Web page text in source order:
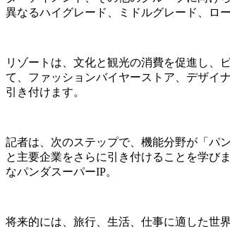
異なるハイグレード、ミドルグレード、ロー
リゾートは、文化と観光の消費を促進し、
て、ファッションバイヤーストア、デザイ
引き付けます。
記者は、次のステップで、機能分野が「パ
と主要企業をさらに引き付けることを学び
なパンダスーパーIP。
将来的には、旅行、生活、仕事に適した世